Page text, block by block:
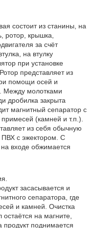
состоит из станины, на
ротор, крышка,
за счёт
на втулку
при установке
представляет из
помощи осей и
Между молотками
дробилка закрыта
магнитный сепаратор с
(камней и т.п.).
из себя обычную
ПВХ с эжектором. С
входе обжимается
засасывается и
сепаратора, где
и камней. Очистка
остаётся на магните,
поднимается